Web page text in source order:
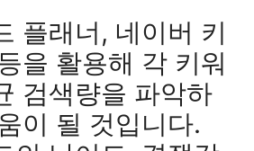
플래너, 네이버 키
을 활용해 각 키워
검색량을 파악하
이 될 것입니다.